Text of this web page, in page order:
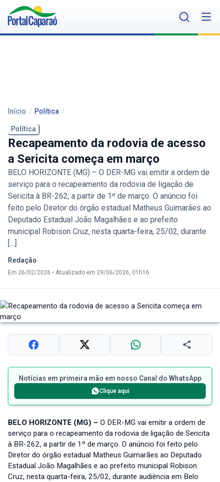
Início / Política /
Política
Recapeamento da rodovia de acesso
a Sericita começa em março
BELO HORIZONTE (MG) – O DER-MG vai emitir a ordem de
serviço para o recapeamento da rodovia de ligação de
Sericita à BR-262, a partir de 1º de março. O anúncio foi
feito pelo Diretor do órgão estadual Matheus Guimarães ao
Deputado Estadual João Magalhães e ao prefeito
municipal Robison Cruz, nesta quarta-feira, 25/02, durante
[…]
Redação
Em 26/02/2026 • Atualizado em 29/06/2026, 01h16
Notícias em primeira mão em nosso Canal do WhatsApp
Clique aqui
BELO HORIZONTE (MG) – O DER-MG vai emitir a ordem de
serviço para o recapeamento da rodovia de ligação de Sericita
à BR-262, a partir de 1º de março. O anúncio foi feito pelo
Diretor do órgão estadual Matheus Guimarães ao Deputado
Estadual João Magalhães e ao prefeito municipal Robison
Cruz, nesta quarta-feira, 25/02, durante audiência em Belo